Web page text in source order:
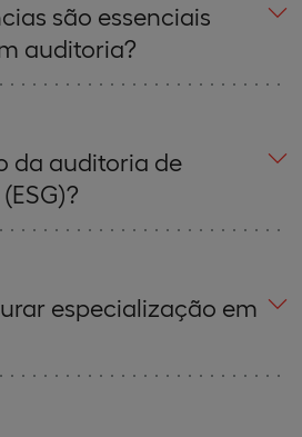
são essenciais
auditoria?
da auditoria de
especialização em